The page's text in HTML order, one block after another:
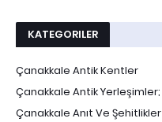
KATEGORILER
Çanakkale Antik Kentler
Çanakkale Antik Yerleşimler;
Çanakkale Anıt Ve Şehitlikler